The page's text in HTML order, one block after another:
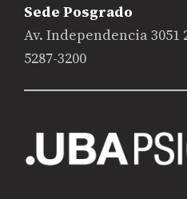
Sede Posgrado
Av. Independencia 3051
5287-3200